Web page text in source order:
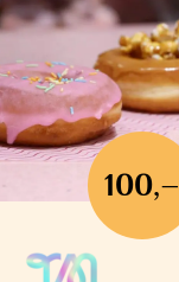
100,–